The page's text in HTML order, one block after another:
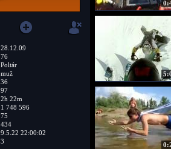
28.12.09
76
Poltár
muž
36
97
2h 22m
1 748 596
75
434
9.5.22 22:00:02
3